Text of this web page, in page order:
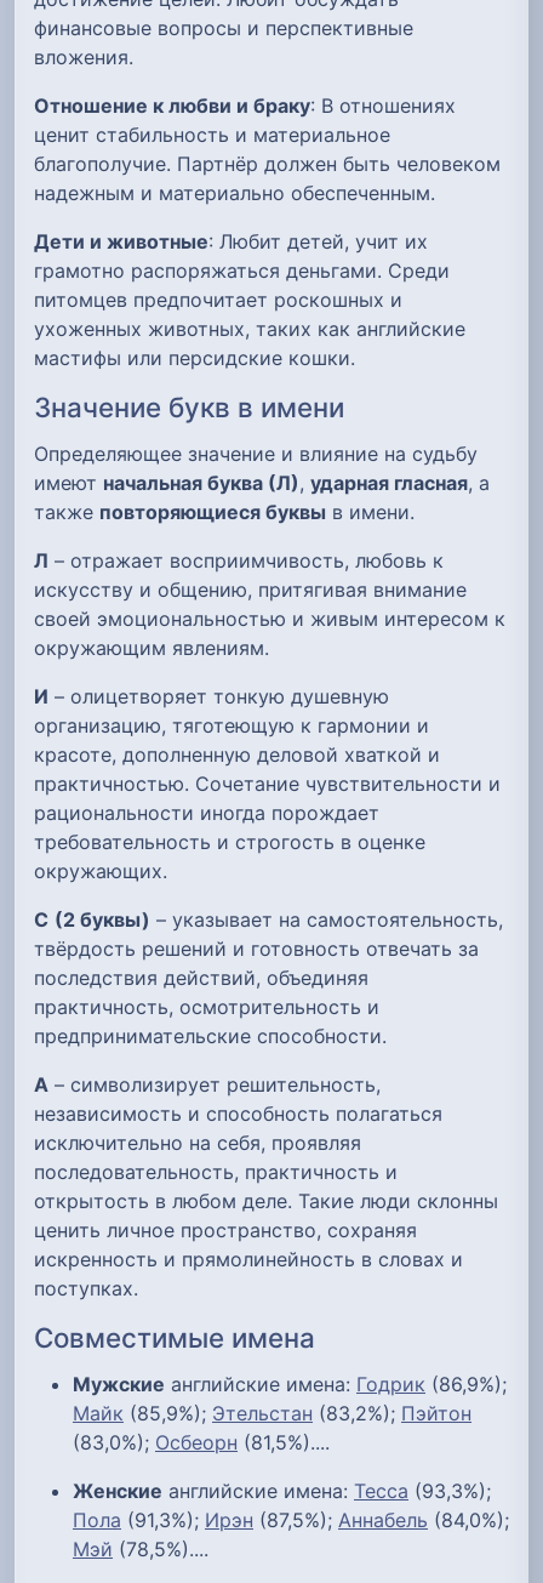
финансовые вопросы и перспективные
вложения.
Отношение к любви и браку: В отношениях
ценит стабильность и материальное
благополучие. Партнёр должен быть человеком
надежным и материально обеспеченным.
Дети и животные: Любит детей, учит их
грамотно распоряжаться деньгами. Среди
питомцев предпочитает роскошных и
ухоженных животных, таких как английские
мастифы или персидские кошки.
Значение букв в имени
Определяющее значение и влияние на судьбу
имеют начальная буква (Л), ударная гласная, а
также повторяющиеся буквы в имени.
Л – отражает восприимчивость, любовь к
искусству и общению, притягивая внимание
своей эмоциональностью и живым интересом к
окружающим явлениям.
И – олицетворяет тонкую душевную
организацию, тяготеющую к гармонии и
красоте, дополненную деловой хваткой и
практичностью. Сочетание чувствительности и
рациональности иногда порождает
требовательность и строгость в оценке
окружающих.
С (2 буквы) – указывает на самостоятельность,
твёрдость решений и готовность отвечать за
последствия действий, объединяя
практичность, осмотрительность и
предпринимательские способности.
А – символизирует решительность,
независимость и способность полагаться
исключительно на себя, проявляя
последовательность, практичность и
открытость в любом деле. Такие люди склонны
ценить личное пространство, сохраняя
искренность и прямолинейность в словах и
поступках.
Совместимые имена
Мужские английские имена: Годрик (86,9%);
Майк (85,9%); Этельстан (83,2%); Пэйтон
(83,0%); Осбеорн (81,5%)....
Женские английские имена: Тесса (93,3%);
Пола (91,3%); Ирэн (87,5%); Аннабель (84,0%);
Мэй (78,5%)....